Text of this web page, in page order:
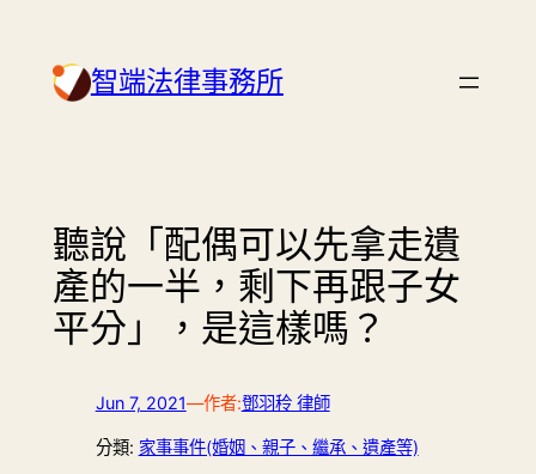
content 智端法律事務所
聽說「配偶可以先拿走遺
產的一半，剩下再跟子女
平分」，是這樣嗎？
Jun 7, 2021—作者:鄧羽秢 律師
分類: 家事事件(婚姻、親子、繼承、遺產等)